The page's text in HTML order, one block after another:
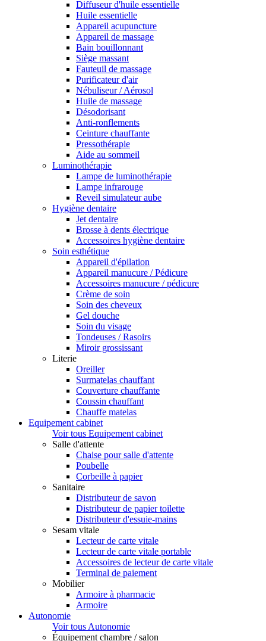
Diffuseur d'huile essentielle
Huile essentielle
Appareil acupuncture
Appareil de massage
Bain bouillonnant
Siège massant
Fauteuil de massage
Purificateur d'air
Nébuliseur / Aérosol
Huile de massage
Désodorisant
Anti-ronflements
Ceinture chauffante
Pressothérapie
Aide au sommeil
Luminothérapie
Lampe de luminothérapie
Lampe infrarouge
Reveil simulateur aube
Hygiène dentaire
Jet dentaire
Brosse à dents électrique
Accessoires hygiène dentaire
Soin esthétique
Appareil d'épilation
Appareil manucure / Pédicure
Accessoires manucure / pédicure
Crème de soin
Soin des cheveux
Gel douche
Soin du visage
Tondeuses / Rasoirs
Miroir grossissant
Literie
Oreiller
Surmatelas chauffant
Couverture chauffante
Coussin chauffant
Chauffe matelas
Equipement cabinet
Voir tous Equipement cabinet
Salle d'attente
Chaise pour salle d'attente
Poubelle
Corbeille à papier
Sanitaire
Distributeur de savon
Distributeur de papier toilette
Distributeur d'essuie-mains
Sesam vitale
Lecteur de carte vitale
Lecteur de carte vitale portable
Accessoires de lecteur de carte vitale
Terminal de paiement
Mobilier
Armoire à pharmacie
Armoire
Autonomie
Voir tous Autonomie
Équipement chambre / salon